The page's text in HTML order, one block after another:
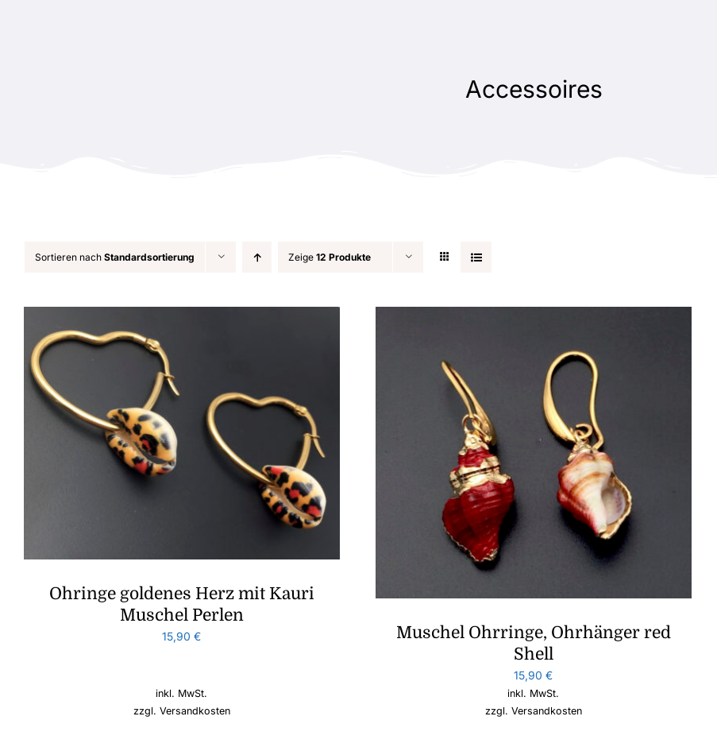
Accessoires
Sortieren nach Standardsortierung Zeige 12 Produkte
Ohringe goldenes Herz mit Kauri
Muschel Perlen
15,90€
inkl. MwSt.
zzgl. Versandkosten
Muschel Ohrringe, Ohrhänger red
Shell
15,90€
inkl. MwSt.
zzgl. Versandkosten